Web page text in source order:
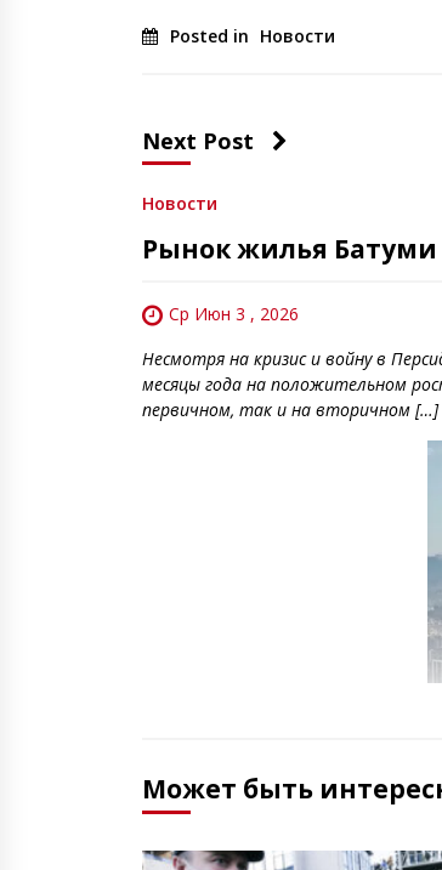
Posted in Новости
Next Post
Новости
Рынок жилья Батуми
Ср Июн 3 , 2026
Несмотря на кризис и войну в
месяцы года на положительном
первичном, так и на вторичном […]
Может быть